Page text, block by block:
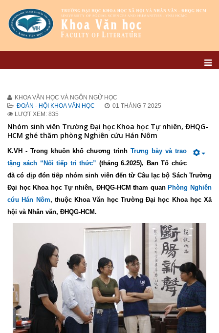
KHOA VĂN HỌC VÀ NGÔN NGỮ HỌC
ĐOÀN - HỘI KHOA VĂN HỌC
01 THÁNG 7 2025
LƯỢT XEM: 835
Nhóm sinh viên Trường Đại học Khoa học Tự nhiên, ĐHQG-
HCM ghé thăm phòng Nghiên cứu Hán Nôm
K.VH - Trong khuôn khổ chương trình Trưng bày và trao
tặng sách “Nối tiếp tri thức” (tháng 6.2025), Ban Tổ chức
đã có dịp đón tiếp nhóm sinh viên đến từ Câu lạc bộ Sách Trường
Đại học Khoa học Tự nhiên, ĐHQG-HCM tham quan Phòng Nghiên
cứu Hán Nôm, thuộc Khoa Văn học Trường Đại học Khoa học Xã
hội và Nhân văn, ĐHQG-HCM.